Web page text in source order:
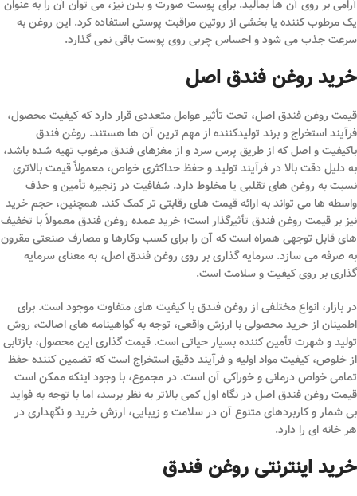
آرامی بر روی آن ها بمالید. برای پوست صورت و بدن نیز، می توان آن را به عنوان
یک مرطوب کننده یا بخشی از روتین مراقبت پوستی استفاده کرد. این روغن به
سرعت جذب می شود و احساس چربی روی پوست باقی نمی گذارد.
خرید روغن فندق اصل
قیمت روغن فندق اصل، تحت تأثیر عوامل متعددی قرار دارد که کیفیت محصول،
فرآیند استخراج و برند تولیدکننده از مهم ترین آن ها هستند. روغن فندق
باکیفیت و اصل که از طریق پرس سرد و از مغزهای فندق مرغوب تهیه شده باشد،
به دلیل دقت بالا در فرآیند تولید و حفظ حداکثری خواص، معمولاً قیمت بالاتری
نسبت به روغن های تقلبی یا مخلوط دارد. شفافیت در زنجیره تأمین و حذف
واسطه ها می تواند به ارائه قیمت های رقابتی تر کمک کند. همچنین، حجم خرید
نیز بر قیمت روغن فندق تأثیرگذار است؛ خرید عمده روغن فندق معمولاً با تخفیف
های قابل توجهی همراه است که آن را برای کسب وکارها و مصارف صنعتی مقرون
به صرفه می سازد. سرمایه گذاری بر روی روغن فندق اصل، به معنای سرمایه
گذاری بر روی کیفیت و سلامت است.
در بازار، انواع مختلفی از روغن فندق با کیفیت های متفاوت موجود است. برای
اطمینان از خرید محصولی با ارزش واقعی، توجه به گواهینامه های اصالت، روش
تولید و شهرت تأمین کننده بسیار حیاتی است. قیمت گذاری این محصول، بازتابی
از خلوص، کیفیت مواد اولیه و فرآیند دقیق استخراج است که تضمین کننده حفظ
تمامی خواص درمانی و خوراکی آن است. در مجموع، با وجود اینکه ممکن است
قیمت روغن فندق اصل در نگاه اول کمی بالاتر به نظر برسد، اما با توجه به فواید
بی شمار و کاربردهای متنوع آن در سلامت و زیبایی، ارزش خرید و نگهداری در
هر خانه ای را دارد.
خرید اینترنتی روغن فندق